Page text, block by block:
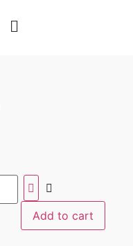
Add to cart